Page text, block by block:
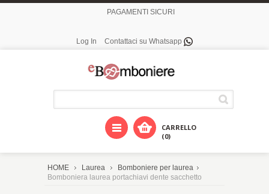
PAGAMENTI SICURI
Log In Contattaci su Whatsapp
CARRELLO
(0)
HOME Laurea
Bomboniere per laurea
Bomboniera laurea portachiavi dente sacchetto